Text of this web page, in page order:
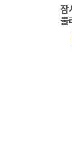
잠
불